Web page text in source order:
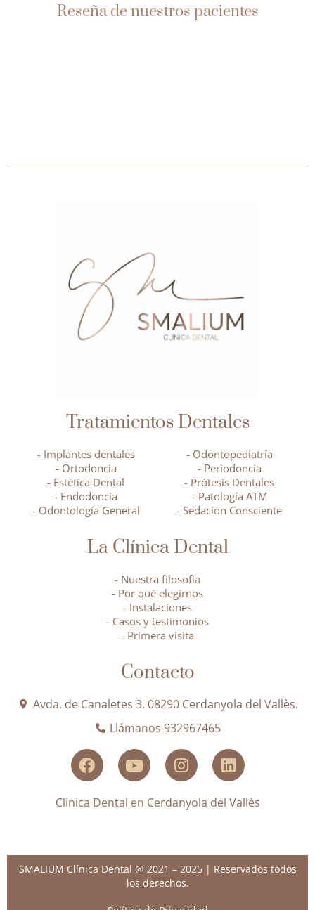
Reseña de nuestros pacientes
Tratamientos Dentales
- Implantes dentales
- Ortodoncia
- Estética Dental
- Endodoncia
- Odontología General
- Odontopediatría
- Periodoncia
- Prótesis Dentales
- Patología ATM
- Sedación Consciente
La Clínica Dental
- Nuestra filosofía
- Por qué elegirnos
- Instalaciones
- Casos y testimonios
- Primera visita
Contacto
Avda. de Canaletes 3. 08290 Cerdanyola del Vallès.
Llámanos 932967465
Clínica Dental en Cerdanyola del Vallès
SMALIUM Clínica Dental @ 2021 – 2025 | Reservados todos
los derechos.